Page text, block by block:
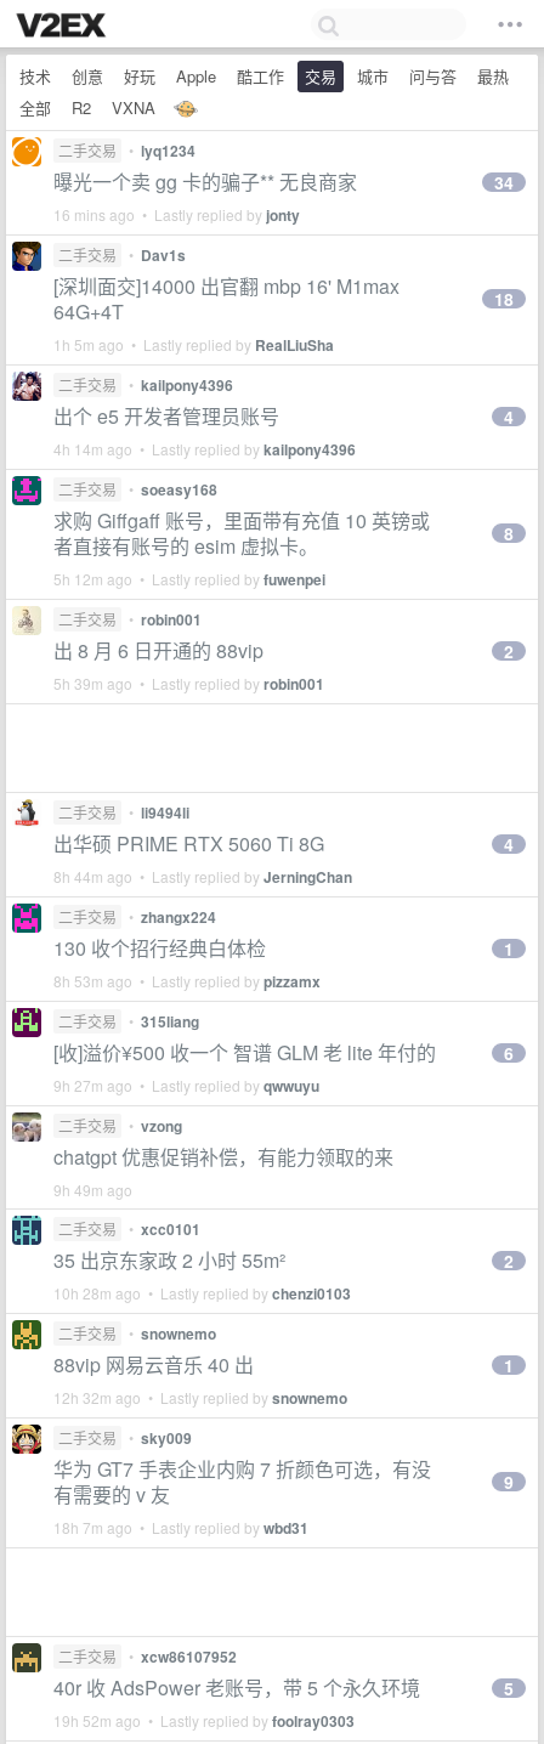
技术 创意 好玩 Apple 酷工作 交易 城市 问与答
最热
全部
R2 VXNA
二手交易 • lyq1234
曝光一个卖 gg 卡的骗子** 无良商家
16 mins ago • Lastly replied by jonty
34
二手交易 • Dav1s
[深圳面交]14000 出官翻 mbp 16' M1max
64G+4T
1h 5m ago • Lastly replied by RealLiuSha
18
二手交易 • kailpony4396
出个 e5 开发者管理员账号
4h 14m ago • Lastly replied bykailpony4396
4
二手交易 • soeasy168
求购 Giffgaff 账号，里面带有充值 10 英镑或
者直接有账号的 esim 虚拟卡。
5h 12m ago • Lastly replied byfuwenpei
8
二手交易 • robin001
出 8 月 6 日开通的 88vip
5h 39m ago • Lastly replied byrobin001
2
二手交易 • li9494li
出华硕 PRIME RTX 5060 Ti 8G
8h 44m ago • Lastly replied byJerningChan
4
二手交易 • zhangx224
130 收个招行经典白体检
8h 53m ago • Lastly replied bypizzamx
1
二手交易 • 315liang
[收]溢价¥500 收一个 智谱 GLM 老 lite 年付的
9h 27m ago • Lastly replied byqwwuyu
6
二手交易 • vzong
chatgpt 优惠促销补偿，有能力领取的来
9h 49m ago
二手交易
• xcc0101
35 出京东家政 2 小时 55m²
10h 28m ago • Lastly replied bychenzi0103
2
二手交易 • snownemo
88vip 网易云音乐 40 出
12h 32m ago • Lastly replied bysnownemo
1
二手交易 • sky009
华为 GT7 手表企业内购 7 折颜色可选，有没
有需要的 v 友
18h 7m ago • Lastly replied bywbd31
9
二手交易 • xcw86107952
40r 收 AdsPower 老账号，带 5 个永久环境
19h 52m ago • Lastly replied byfoolray0303
5